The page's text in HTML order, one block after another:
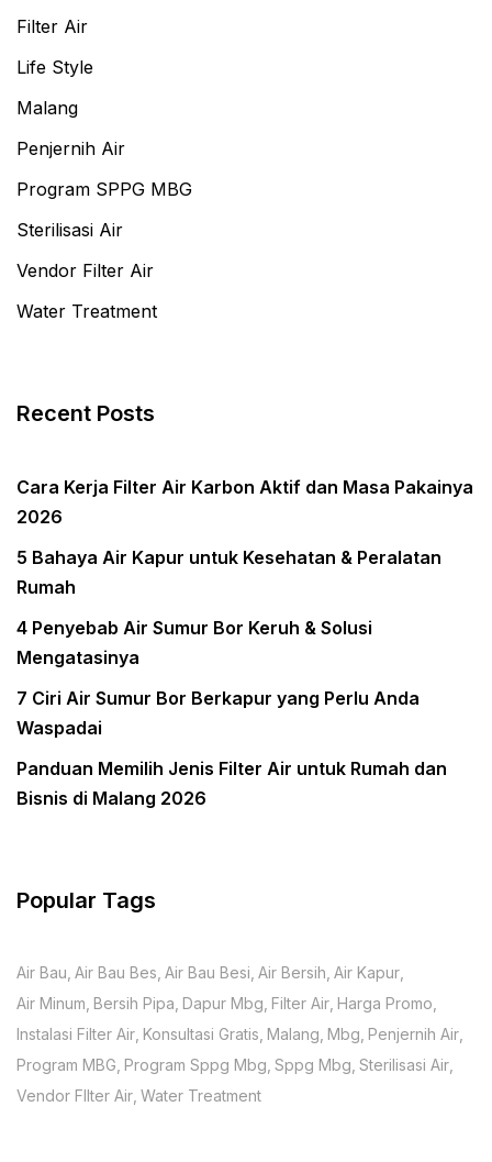
Filter Air
Life Style
Malang
Penjernih Air
Program SPPG MBG
Sterilisasi Air
Vendor Filter Air
Water Treatment
Recent Posts
Cara Kerja Filter Air Karbon Aktif dan Masa Pakainya
2026
5 Bahaya Air Kapur untuk Kesehatan & Peralatan
Rumah
4 Penyebab Air Sumur Bor Keruh & Solusi
Mengatasinya
7 Ciri Air Sumur Bor Berkapur yang Perlu Anda
Waspadai
Panduan Memilih Jenis Filter Air untuk Rumah dan
Bisnis di Malang 2026
Popular Tags
Air Bau Air Bau Bes Air Bau Besi Air Bersih Air Kapur
Air Minum Bersih Pipa Dapur Mbg Filter Air Harga Promo
Instalasi Filter Air Konsultasi Gratis Malang Mbg Penjernih Air
Program MBG Program Sppg Mbg Sppg Mbg Sterilisasi Air
Vendor FIlter Air Water Treatment